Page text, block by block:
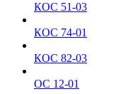
КОС 51-03
КОС 74-01
КОС 82-03
ОС 12-01